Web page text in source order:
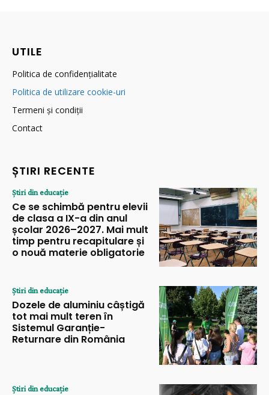
UTILE
Politica de confidențialitate
Politica de utilizare cookie-uri
Termeni și condiții
Contact
ȘTIRI RECENTE
Știri din educație
Ce se schimbă pentru elevii
de clasa a IX-a din anul
școlar 2026–2027. Mai mult
timp pentru recapitulare și
o nouă materie obligatorie
Știri din educație
Dozele de aluminiu câștigă
tot mai mult teren în
Sistemul Garanție-
Returnare din România
Știri din educație